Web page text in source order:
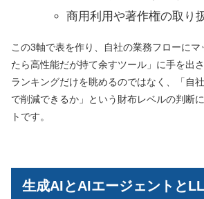
商用利用や著作権の取り
この3軸で表を作り、自社の業務フローに
たら高性能だが持て余すツール」に手を出
ランキングだけを眺めるのではなく、「自
で削減できるか」という財布レベルの判断
トです。
生成AIとAIエージェントと